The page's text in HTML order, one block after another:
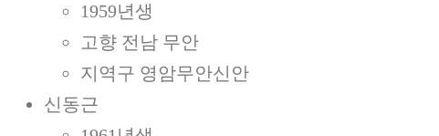
1959년생
고향 전남 무안
지역구 영암무안신안
신동근